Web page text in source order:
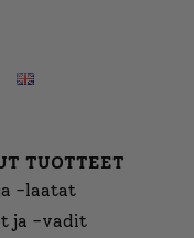
TUOTTEET
-laatat
ja -vadit